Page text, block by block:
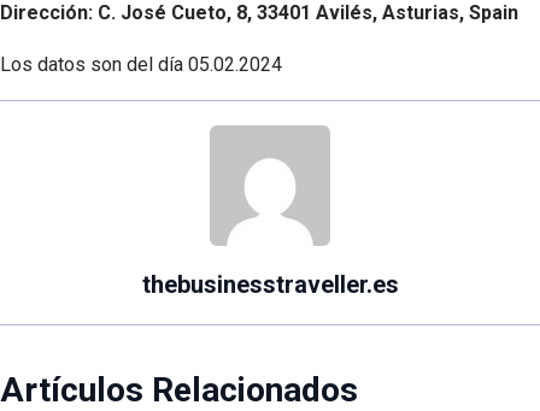
Dirección: C. José Cueto, 8, 33401 Avilés, Asturias, Spain
Los datos son del día 05.02.2024
thebusinesstraveller.es
Artículos Relacionados